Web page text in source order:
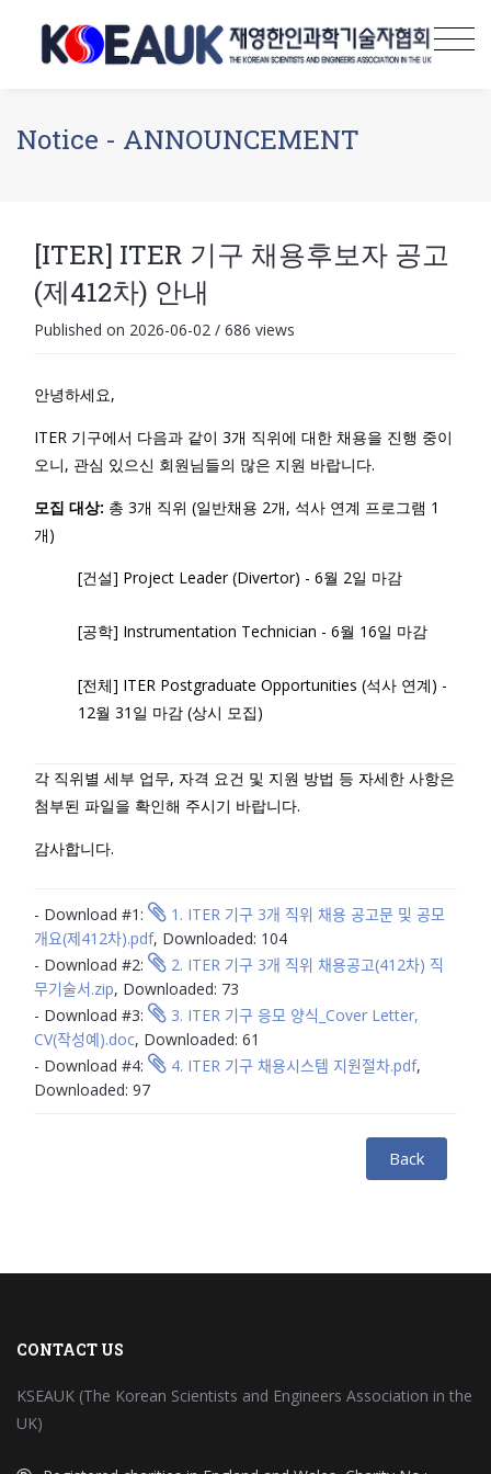
Notice - ANNOUNCEMENT
[ITER] ITER 기구 채용후보자 공고
(제412차) 안내
Published on 2026-06-02 / 686 views
안녕하세요,
ITER 기구에서 다음과 같이 3개 직위에 대한 채용을 진행 중이
오니, 관심 있으신 회원님들의 많은 지원 바랍니다.
모집 대상: 총 3개 직위 (일반채용 2개, 석사 연계 프로그램 1
개)
[건설] Project Leader (Divertor) - 6월 2일 마감
[공학] Instrumentation Technician - 6월 16일 마감
[전체] ITER Postgraduate Opportunities (석사 연계) -
12월 31일 마감 (상시 모집)
각 직위별 세부 업무, 자격 요건 및 지원 방법 등 자세한 사항은
첨부된 파일을 확인해 주시기 바랍니다.
감사합니다.
- Download #1:
1. ITER 기구 3개 직위 채용 공고문 및 공모
개요(제412차).pdf, Downloaded: 104
- Download #2:
2. ITER 기구 3개 직위 채용공고(412차) 직
무기술서.zip, Downloaded: 73
- Download #3:
3. ITER 기구 응모 양식_Cover Letter,
CV(작성예).doc, Downloaded: 61
- Download #4:
4. ITER 기구 채용시스템 지원절차.pdf,
Downloaded: 97
Back
CONTACT US
KSEAUK (The Korean Scientists and Engineers Association in the
UK)